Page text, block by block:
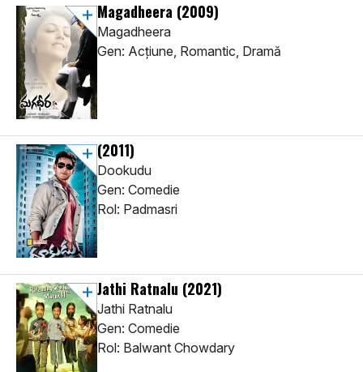
Magadheera (2009)
Magadheera
Gen: Acţiune, Romantic, Dramă
(2011)
Dookudu
Gen: Comedie
Rol: Padmasri
Jathi Ratnalu (2021)
Jathi Ratnalu
Gen: Comedie
Rol: Balwant Chowdary